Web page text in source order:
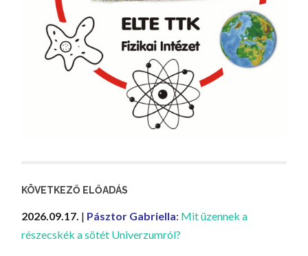
KÖVETKEZŐ ELŐADÁS
2026.09.17. | Pásztor Gabriella: Mit üzennek a
részecskék a sötét Univerzumról?